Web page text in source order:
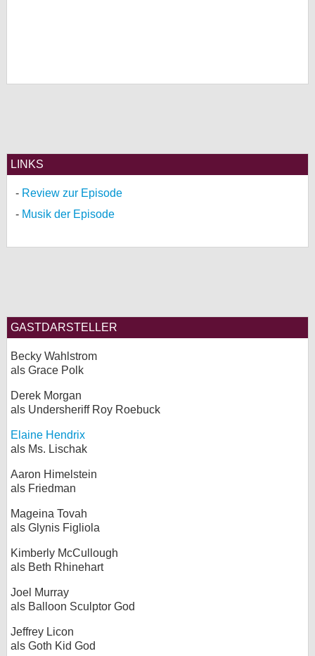
LINKS
Review zur Episode
Musik der Episode
GASTDARSTELLER
Becky Wahlstrom
als Grace Polk
Derek Morgan
als Undersheriff Roy Roebuck
Elaine Hendrix
als Ms. Lischak
Aaron Himelstein
als Friedman
Mageina Tovah
als Glynis Figliola
Kimberly McCullough
als Beth Rhinehart
Joel Murray
als Balloon Sculptor God
Jeffrey Licon
als Goth Kid God